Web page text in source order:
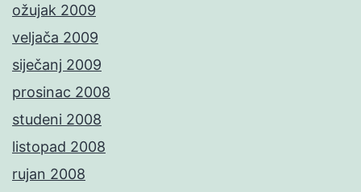
ožujak 2009
veljača 2009
siječanj 2009
prosinac 2008
studeni 2008
listopad 2008
rujan 2008